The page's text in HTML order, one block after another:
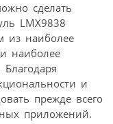
сделать
LMX9838
из наиболее
наиболее
и
прежде всего
приложений.